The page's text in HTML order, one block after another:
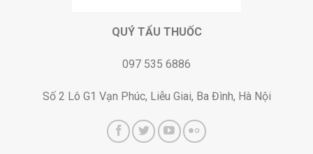
QUÝ TẨU THUỐC
097 535 6886
Số 2 Lô G1 Vạn Phúc, Liễu Giai, Ba Đình, Hà Nội